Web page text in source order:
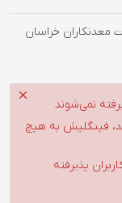
معدنکاران خراسان
نمی‌شوند
فینگلیش به هیچ
پذیرفته